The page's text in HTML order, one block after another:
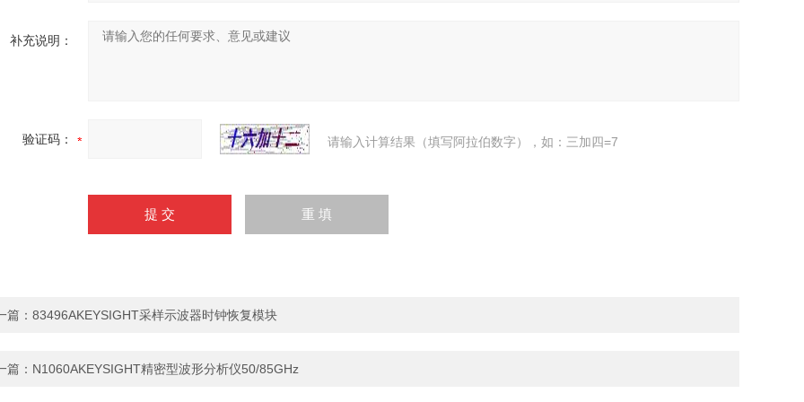
补充说明：
验证码： 请输入计算结果（填写阿拉伯数字），如：三加四=7
篇： 83496AKEYSIGHT采样示波器时钟恢复模块
篇： N1060AKEYSIGHT精密型波形分析仪50/85GHz